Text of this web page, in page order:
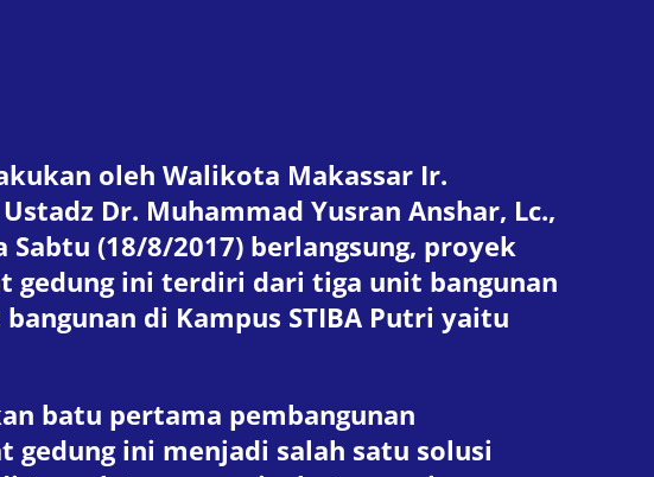
oleh Walikota Makassar Ir.
Dr. Muhammad Yusran Anshar, Lc.,
Sabtu (18/8/2017) berlangsung, proyek
gedung ini terdiri dari tiga unit bangunan
di Kampus STIBA Putri yaitu
batu pertama pembangunan
gedung ini menjadi salah satu solusi